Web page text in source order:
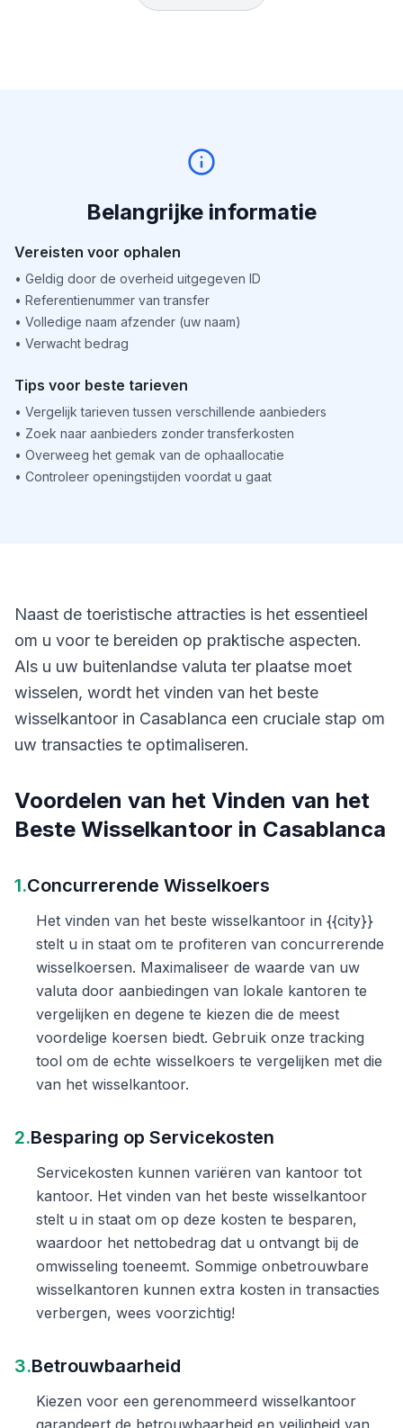
Belangrijke informatie
Vereisten voor ophalen
• Geldig door de overheid uitgegeven ID
• Referentienummer van transfer
• Volledige naam afzender (uw naam)
• Verwacht bedrag
Tips voor beste tarieven
• Vergelijk tarieven tussen verschillende aanbieders
• Zoek naar aanbieders zonder transferkosten
• Overweeg het gemak van de ophaallocatie
• Controleer openingstijden voordat u gaat
Naast de toeristische attracties is het essentieel
om u voor te bereiden op praktische aspecten.
Als u uw buitenlandse valuta ter plaatse moet
wisselen, wordt het vinden van het beste
wisselkantoor in Casablanca een cruciale stap om
uw transacties te optimaliseren.
Voordelen van het Vinden van het
Beste Wisselkantoor in Casablanca
1.Concurrerende Wisselkoers
Het vinden van het beste wisselkantoor in {{city}}
stelt u in staat om te profiteren van concurrerende
wisselkoersen. Maximaliseer de waarde van uw
valuta door aanbiedingen van lokale kantoren te
vergelijken en degene te kiezen die de meest
voordelige koersen biedt. Gebruik onze tracking
tool om de echte wisselkoers te vergelijken met die
van het wisselkantoor.
2.Besparing op Servicekosten
Servicekosten kunnen variëren van kantoor tot
kantoor. Het vinden van het beste wisselkantoor
stelt u in staat om op deze kosten te besparen,
waardoor het nettobedrag dat u ontvangt bij de
omwisseling toeneemt. Sommige onbetrouwbare
wisselkantoren kunnen extra kosten in transacties
verbergen, wees voorzichtig!
3.Betrouwbaarheid
Kiezen voor een gerenommeerd wisselkantoor
garandeert de betrouwbaarheid en veiligheid van